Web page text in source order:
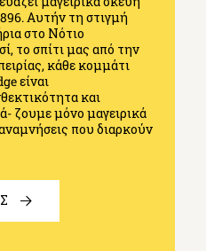
Αυτήν τη στιγμή
στο Νότιο
το σπίτι μας από την
κάθε κομμάτι
είναι
και
ζουμε μόνο μαγειρικά
που διαρκούν